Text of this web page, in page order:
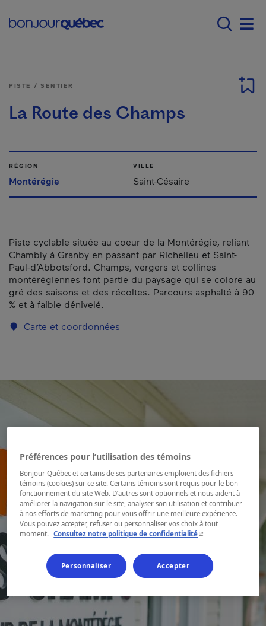
Main navigation -
PISTE / SENTIER
La Route des Champs
RÉGION
Montérégie
VILLE
Saint-Césaire
Piste cyclable située au coeur de la Montérégie, reliant
Chambly à Granby en passant par Richelieu et Saint-
Paul-d’Abbotsford. Champs, vergers et collines
montérégiennes font partie du paysage qui se colore au
gré des saisons et des récoltes. Parcours asphalté à 90
% et à faible dénivelé.
Carte et coordonnées
Préférences pour l’utilisation des témoins
Bonjour Québec et certains de ses partenaires emploient des fichiers
témoins (cookies) sur ce site. Certains témoins sont requis pour le bon
fonctionnement du site Web. D’autres sont optionnels et nous aident à
améliorer la navigation sur le site, analyser son utilisation et contribuer
à nos efforts de marketing pour vous offrir une meilleure expérience.
Vous pouvez accepter, refuser ou personnaliser vos choix à tout
moment. Consultez notre politique de confidentialité- Cet hyperlien
Personnaliser Accepter